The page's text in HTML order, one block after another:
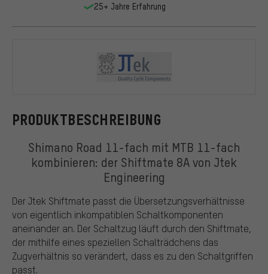
PRODUKTBESCHREIBUNG
Shimano Road 11-fach mit MTB 11-fach
kombinieren: der Shiftmate 8A von Jtek
Engineering
Der Jtek Shiftmate passt die Übersetzungsverhältnisse
von eigentlich inkompatiblen Schaltkomponenten
aneinander an. Der Schaltzug läuft durch den Shiftmate,
der mithilfe eines speziellen Schalträdchens das
Zugverhältnis so verändert, dass es zu den Schaltgriffen
passt.
25+ Jahre Erfahrung